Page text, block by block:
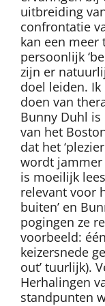
uitbreiding
confrontatie
kan een meer
persoonlijk
zijn er
doel leiden.
doen van
Bunny Duhl
van het
dat het
wordt jammer
is moeilijk
relevant voor
buiten’ en
pogingen ze
voorbeeld:
keizersnede
out’ tuurlijk).
Herhalingen
standpunten